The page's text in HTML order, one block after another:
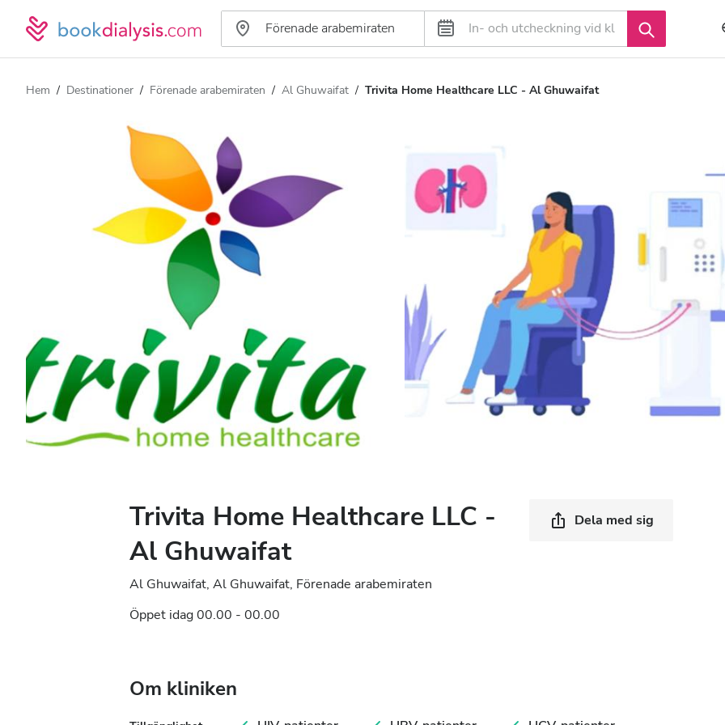
Hem Destinationer Förenade arabemiraten Al Ghuwaifat Trivita Home Healthcare LLC - Al Ghuwaifat
Trivita Home Healthcare LLC -
Al Ghuwaifat
Al Ghuwaifat, Al Ghuwaifat, Förenade arabemiraten
Öppet idag 00.00 - 00.00
Dela med sig
Om kliniken